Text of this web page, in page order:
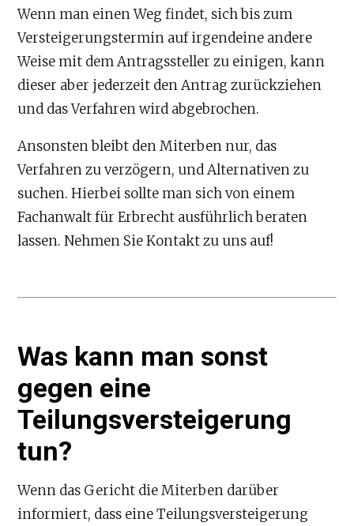
Wenn man einen Weg findet, sich bis zum
Versteigerungstermin auf irgendeine andere
Weise mit dem Antragssteller zu einigen, kann
dieser aber jederzeit den Antrag zurückziehen
und das Verfahren wird abgebrochen.
Ansonsten bleibt den Miterben nur, das
Verfahren zu verzögern, und Alternativen zu
suchen. Hierbei sollte man sich von einem
Fachanwalt für Erbrecht ausführlich beraten
lassen. Nehmen Sie Kontakt zu uns auf!
Was kann man sonst
gegen eine
Teilungsversteigerung
tun?
Wenn das Gericht die Miterben darüber
informiert, dass eine Teilungsversteigerung